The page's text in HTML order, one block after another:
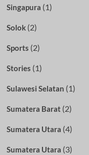
Singapura (1)
Solok(2)
Sports (2)
Stories (1)
Sulawesi Selatan (1)
Sumatera Barat(2)
Sumatera Utara (4)
Sumatera Utara (3)